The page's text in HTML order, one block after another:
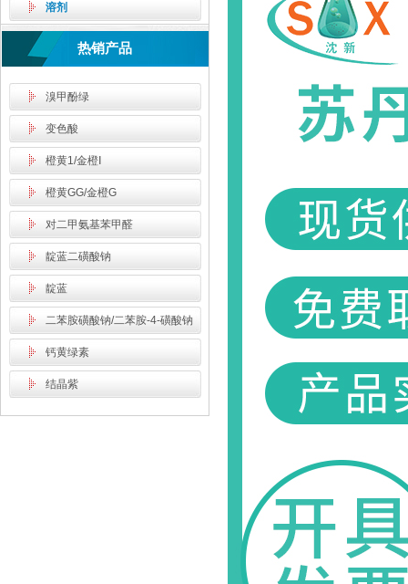
溶剂
热销产品
溴甲酚绿
变色酸
橙黄1/金橙Ⅰ
橙黄GG/金橙G
对二甲氨基苯甲醛
靛蓝二磺酸钠
靛蓝
二苯胺磺酸钠/二苯胺-4-磺酸钠
钙黄绿素
结晶紫